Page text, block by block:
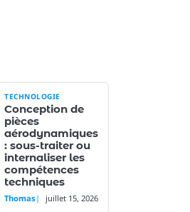
TECHNOLOGIE
Conception de
pièces
aérodynamiques
: sous-traiter ou
internaliser les
compétences
techniques
Thomas juillet 15, 2026